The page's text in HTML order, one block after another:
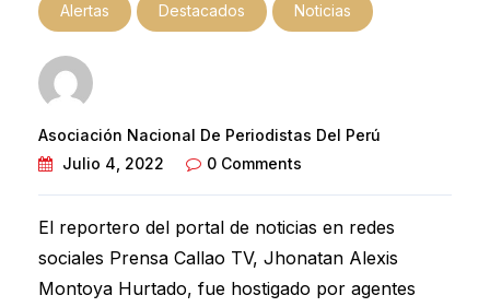
Alertas Destacados Noticias
Asociación Nacional De Periodistas Del Perú
Julio 4, 2022
0 Comments
El reportero del portal de noticias en redes
sociales Prensa Callao TV, Jhonatan Alexis
Montoya Hurtado, fue hostigado por agentes